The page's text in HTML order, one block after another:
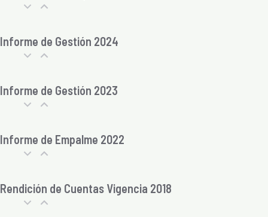
Informe de Gestión 2024
Informe de Gestión 2023
Informe de Empalme 2022
Rendición de Cuentas Vigencia 2018